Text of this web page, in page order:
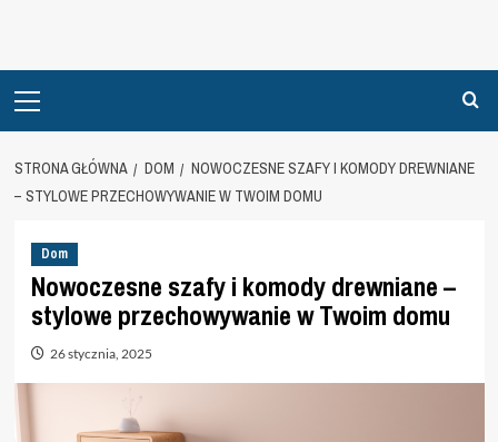
Menu
STRONA GŁÓWNA DOM
NOWOCZESNE SZAFY I KOMODY DREWNIANE
– STYLOWE PRZECHOWYWANIE W TWOIM DOMU
Dom
Nowoczesne szafy i komody drewniane –
stylowe przechowywanie w Twoim domu
26 stycznia, 2025